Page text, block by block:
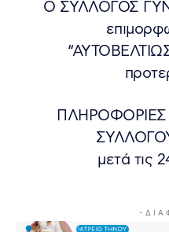
Ο ΣΥΛΛΟΓΟΣ
μετά τις
- Δ Ι Α